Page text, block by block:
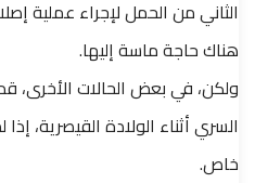
الثاني من الحمل لإجراء عملية
هناك حاجة ماسة إليها.
ولكن، في بعض الحالات الأخرى،
السري أثناء الولادة القيصرية،
خاص.